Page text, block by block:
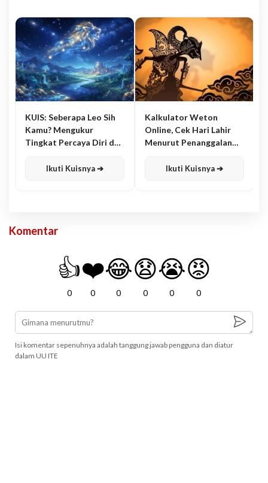
KUIS: Seberapa Leo Sih
Kamu? Mengukur
Tingkat Percaya Diri dan
Ikuti Kuisnya ➔
Kalkulator Weton
Online, Cek Hari Lahir
Menurut Penanggalan
Ikuti Kuisnya ➔
Komentar
👍
0
❤️
0
😂
0
😧
0
😭
0
😡
0
Isi komentar sepenuhnya adalah tanggung jawab pengguna dan diatur
dalam UU ITE